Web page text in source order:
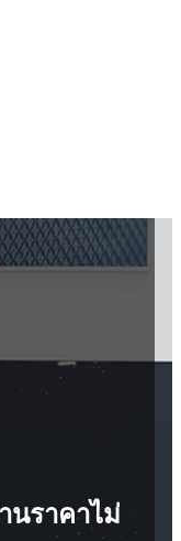
นราคาไม่